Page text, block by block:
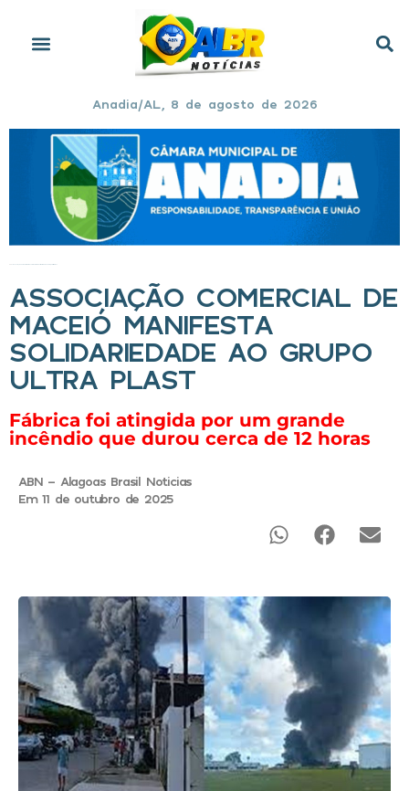
Anadia/AL, 8 de agosto de 2026
ASSOCIAÇÃO COMERCIAL DE
MACEIÓ MANIFESTA
SOLIDARIEDADE AO GRUPO
ULTRA PLAST
Fábrica foi atingida por um grande
incêndio que durou cerca de 12 horas
ABN - Alagoas Brasil Noticias
Em 11 de outubro de 2025